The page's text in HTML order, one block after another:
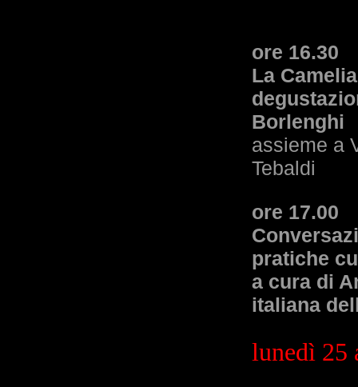
ore 16.30
La
Borlenghi
assieme a
Tebaldi
ore 17.00
pratiche
a cura di
italiana
lunedì 25